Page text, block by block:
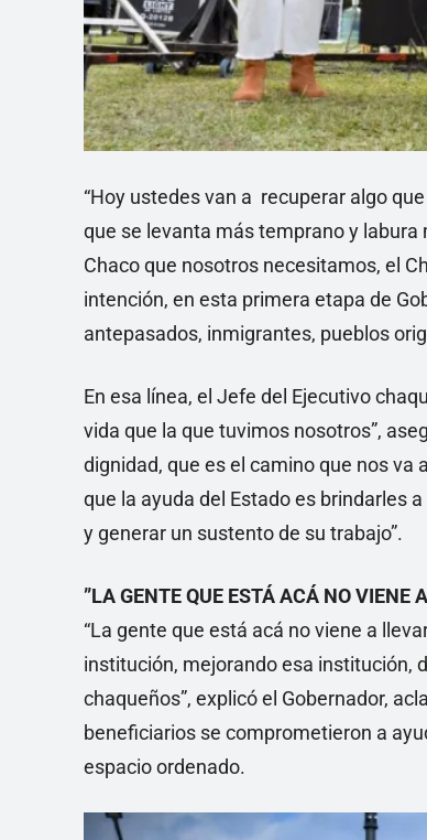
“Hoy ustedes van a recuperar algo
que se levanta más temprano y
Chaco que nosotros necesitamos, el
intención, en esta primera etapa de
antepasados, inmigrantes, pueblos
En esa línea, el Jefe del Ejecutivo
vida que la que tuvimos nosotros”,
dignidad, que es el camino que nos
que la ayuda del Estado es brindarles
y generar un sustento de su trabajo”.
”LA GENTE QUE ESTÁ ACÁ NO VIENE
“La gente que está acá no viene a
institución, mejorando esa institución,
chaqueños”, explicó el Gobernador,
beneficiarios se comprometieron a
espacio ordenado.